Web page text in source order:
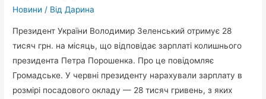
Новини / Від Дарина
Президент України Володимир Зеленський отримує 28
тисяч грн. на місяць, що відповідає зарплаті колишнього
президента Петра Порошенка. Про це повідомляє
Громадське. У червні президенту нарахували зарплату в
розмірі посадового окладу — 28 тисяч гривень, з яких